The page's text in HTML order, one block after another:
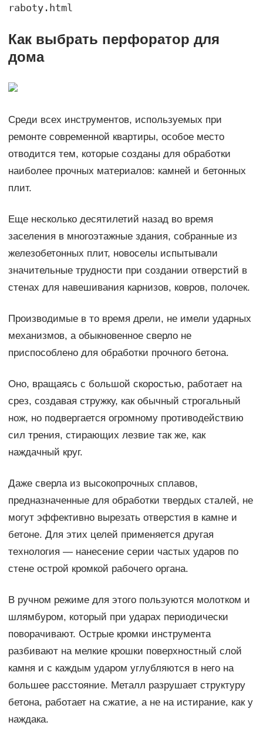
raboty.html
Как выбрать перфоратор для
дома
Среди всех инструментов, используемых при
ремонте современной квартиры, особое место
отводится тем, которые созданы для обработки
наиболее прочных материалов: камней и бетонных
плит.
Еще несколько десятилетий назад во время
заселения в многоэтажные здания, собранные из
железобетонных плит, новоселы испытывали
значительные трудности при создании отверстий в
стенах для навешивания карнизов, ковров, полочек.
Производимые в то время дрели, не имели ударных
механизмов, а обыкновенное сверло не
приспособлено для обработки прочного бетона.
Оно, вращаясь с большой скоростью, работает на
срез, создавая стружку, как обычный строгальный
нож, но подвергается огромному противодействию
сил трения, стирающих лезвие так же, как
наждачный круг.
Даже сверла из высокопрочных сплавов,
предназначенные для обработки твердых сталей, не
могут эффективно вырезать отверстия в камне и
бетоне. Для этих целей применяется другая
технология — нанесение серии частых ударов по
стене острой кромкой рабочего органа.
В ручном режиме для этого пользуются молотком и
шлямбуром, который при ударах периодически
поворачивают. Острые кромки инструмента
разбивают на мелкие крошки поверхностный слой
камня и с каждым ударом углубляются в него на
большее расстояние. Металл разрушает структуру
бетона, работает на сжатие, а не на истирание, как у
наждака.